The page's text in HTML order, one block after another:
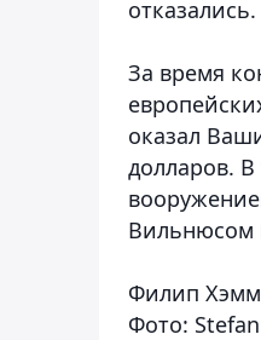
За время
оказал
долларов.
Вильнюсом
Филип
Фото: